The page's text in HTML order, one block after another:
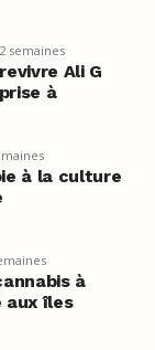
semaines
Ali G
à
à la culture
à
aux îles